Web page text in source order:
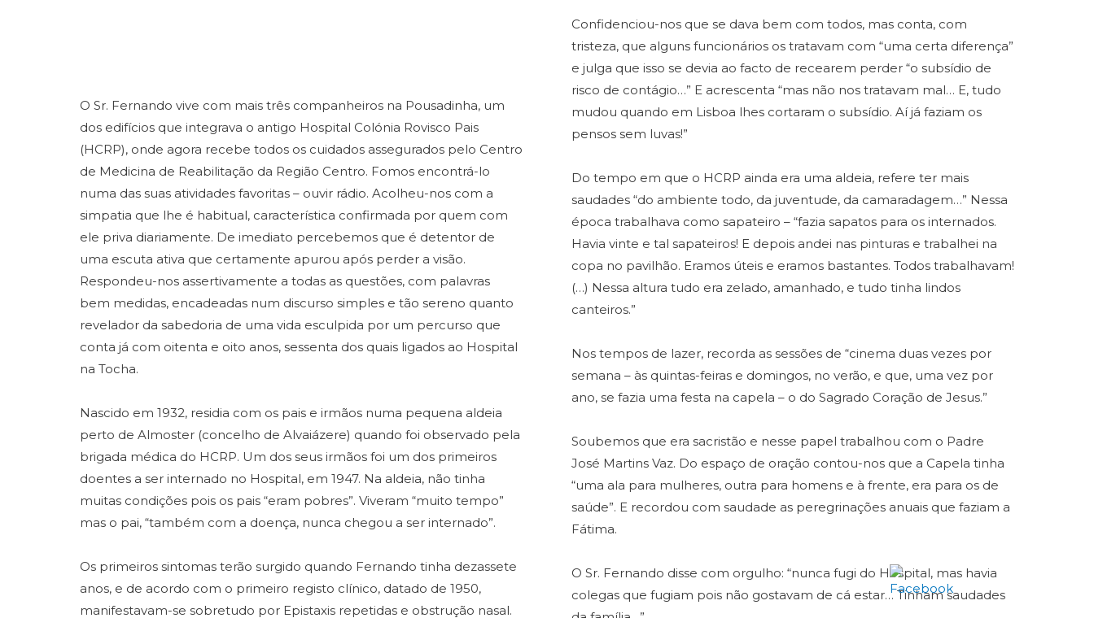
O Sr. Fernando vive com mais três companheiros na Pousadinha, um
dos edifícios que integrava o antigo Hospital Colónia Rovisco Pais
(HCRP), onde agora recebe todos os cuidados assegurados pelo Centro
de Medicina de Reabilitação da Região Centro. Fomos encontrá-lo
numa das suas atividades favoritas – ouvir rádio. Acolheu-nos com a
simpatia que lhe é habitual, característica confirmada por quem com
ele priva diariamente. De imediato percebemos que é detentor de
uma escuta ativa que certamente apurou após perder a visão.
Respondeu-nos assertivamente a todas as questões, com palavras
bem medidas, encadeadas num discurso simples e tão sereno quanto
revelador da sabedoria de uma vida esculpida por um percurso que
conta já com oitenta e oito anos, sessenta dos quais ligados ao Hospital
na Tocha.
Nascido em 1932, residia com os pais e irmãos numa pequena aldeia
perto de Almoster (concelho de Alvaiázere) quando foi observado pela
brigada médica do HCRP. Um dos seus irmãos foi um dos primeiros
doentes a ser internado no Hospital, em 1947. Na aldeia, não tinha
muitas condições pois os pais “eram pobres”. Viveram “muito tempo”
mas o pai, “também com a doença, nunca chegou a ser internado”.
Os primeiros sintomas terão surgido quando Fernando tinha dezassete
anos, e de acordo com o primeiro registo clínico, datado de 1950,
manifestavam-se sobretudo por Epistaxis repetidas e obstrução nasal.
Confidenciou-nos que se dava bem com todos, mas conta, com
tristeza, que alguns funcionários os tratavam com “uma certa diferença”
e julga que isso se devia ao facto de recearem perder “o subsídio de
risco de contágio…” E acrescenta “mas não nos tratavam mal… E, tudo
mudou quando em Lisboa lhes cortaram o subsídio. Aí já faziam os
pensos sem luvas!”
Do tempo em que o HCRP ainda era uma aldeia, refere ter mais
saudades “do ambiente todo, da juventude, da camaradagem…” Nessa
época trabalhava como sapateiro – “fazia sapatos para os internados.
Havia vinte e tal sapateiros! E depois andei nas pinturas e trabalhei na
copa no pavilhão. Eramos úteis e eramos bastantes. Todos trabalhavam!
(…) Nessa altura tudo era zelado, amanhado, e tudo tinha lindos
canteiros.”
Nos tempos de lazer, recorda as sessões de “cinema duas vezes por
semana – às quintas-feiras e domingos, no verão, e que, uma vez por
ano, se fazia uma festa na capela – o do Sagrado Coração de Jesus.”
Soubemos que era sacristão e nesse papel trabalhou com o Padre
José Martins Vaz. Do espaço de oração contou-nos que a Capela tinha
“uma ala para mulheres, outra para homens e à frente, era para os de
saúde”. E recordou com saudade as peregrinações anuais que faziam a
Fátima.
O Sr. Fernando disse com orgulho: “nunca fugi do Hospital, mas havia
colegas que fugiam pois não gostavam de cá estar… Tinham saudades